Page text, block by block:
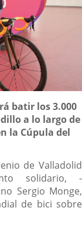
batir los 3.000
a lo largo de
la Cúpula del
de Valladolid
solidario, -
Sergio Monge,
de bici sobre